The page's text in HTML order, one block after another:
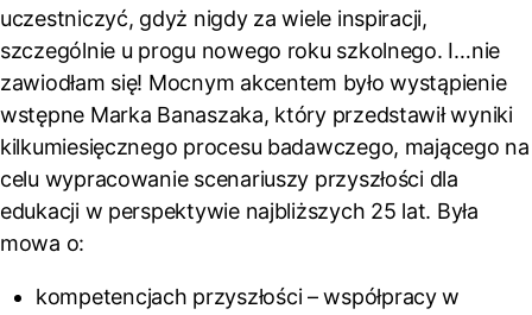
uczestniczyć, gdyż nigdy za wiele inspiracji,
szczególnie u progu nowego roku szkolnego. I…nie
zawiodłam się! Mocnym akcentem było wystąpienie
wstępne Marka Banaszaka, który przedstawił wyniki
kilkumiesięcznego procesu badawczego, mającego na
celu wypracowanie scenariuszy przyszłości dla
edukacji w perspektywie najbliższych 25 lat. Była
mowa o:
kompetencjach przyszłości – współpracy w